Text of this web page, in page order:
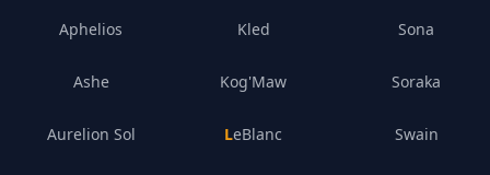
Aphelios
Ashe
Aurelion Sol
Kled
Kog'Maw
LeBlanc
Sona
Soraka
Swain